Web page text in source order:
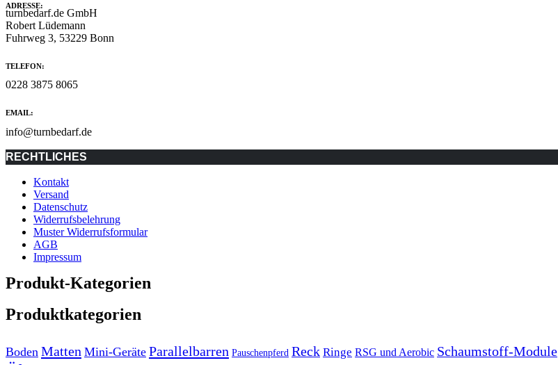
ADRESSE:
turnbedarf.de GmbH
Robert Lüdemann
Fuhrweg 3, 53229 Bonn
TELEFON:
0228 3875 8065
EMAIL:
info@turnbedarf.de
RECHTLICHES
Kontakt
Versand
Datenschutz
Widerrufsbelehrung
Muster Widerrufsformular
AGB
Impressum
Produkt-Kategorien
Produktkategorien
Boden Matten Mini-Geräte Parallelbarren Pauschenpferd Reck Ringe RSG und Aerobic Schaumstoff-Module